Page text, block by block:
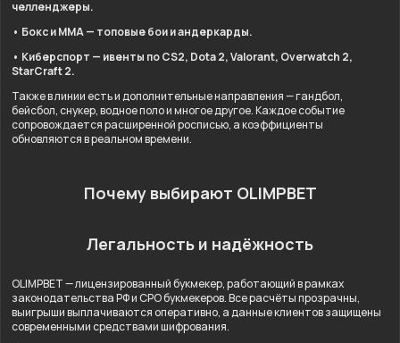
челленджеры.
• Бокс и ММА — топовые бои и андеркарды.
• Киберспорт — ивенты по CS2, Dota 2, Valorant, Overwatch 2,
StarCraft 2.
Также в линии есть и дополнительные направления — гандбол,
бейсбол, снукер, водное поло и многое другое. Каждое событие
сопровождается расширенной росписью, а коэффициенты
обновляются в реальном времени.
Почему выбирают OLIMPBET
Легальность и надёжность
OLIMPBET — лицензированный букмекер, работающий в рамках
законодательства РФ и СРО букмекеров. Все расчёты прозрачны,
выигрыши выплачиваются оперативно, а данные клиентов защищены
современными средствами шифрования.